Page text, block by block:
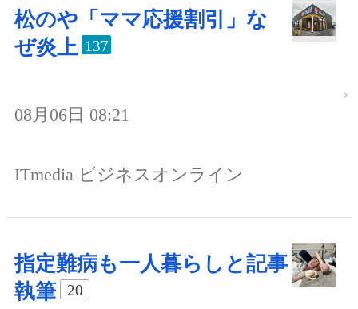
松のや「ママ応援割引」な
ぜ炎上 137
08月06日 08:21
ITmedia ビジネスオンライン
指定難病も一人暮らしと記事
執筆
20